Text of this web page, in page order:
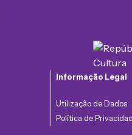
Informação Legal
Utilização de Dados
Política de